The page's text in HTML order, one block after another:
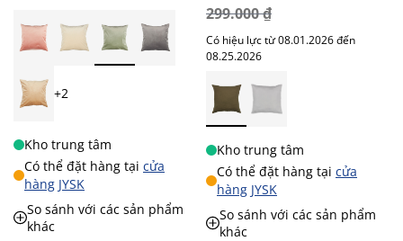
+2
Kho trung tâm
Có thể đặt hàng tại cửa
hàng JYSK
So sánh với các sản phẩm
khác
299.000 ₫
Có hiệu lực từ 08.01.2026 đến
08.25.2026
Kho trung tâm
Có thể đặt hàng tại cửa
hàng JYSK
So sánh với các sản phẩm
khác